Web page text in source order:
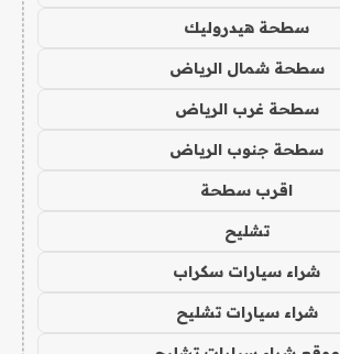
سطحة هيدروليك
سطحة شمال الرياض
سطحة غرب الرياض
سطحة جنوب الرياض
اقرب سطحة
تشليح
شراء سيارات سكراب
شراء سيارات تشليح